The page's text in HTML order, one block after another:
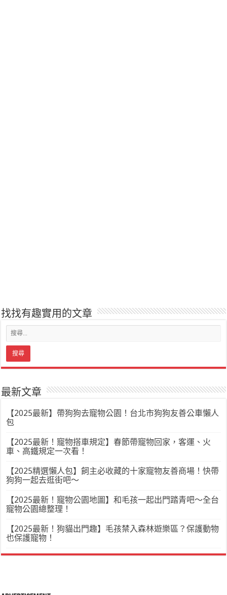
找找有趣實用的文章
最新文章
【2025最新】帶狗狗去寵物公園！台北市狗狗友善公車懶人
包
【2025最新！寵物搭車規定】春節帶寵物回家，客運、火
車、高鐵規定一次看！
【2025精選懶人包】飼主必收藏的十家寵物友善商場！快帶
狗狗一起去逛街吧～
【2025最新！寵物公園地圖】和毛孩一起出門踏青吧～全台
寵物公園總整理！
【2025最新！狗貓出門趣】毛孩禁入森林遊樂區？保護動物
也保護寵物！